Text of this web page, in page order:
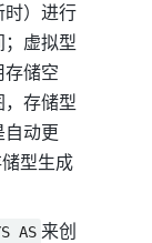
时）进行
虚拟型
存储空
存储型
自动更
型生成
AS 来创